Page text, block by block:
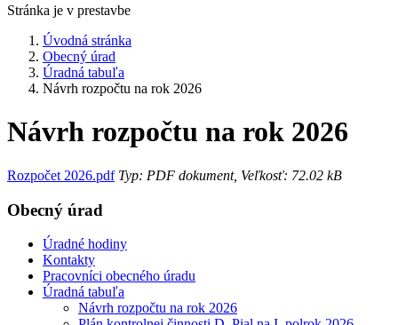
Stránka je v prestavbe
Úvodná stránka
Obecný úrad
Úradná tabuľa
Návrh rozpočtu na rok 2026
Návrh rozpočtu na rok 2026
Rozpočet 2026.pdfTyp: PDF dokument, Veľkosť: 72.02 kB
Obecný úrad
Úradné hodiny
Kontakty
Pracovníci obecného úradu
Úradná tabuľa
Návrh rozpočtu na rok 2026